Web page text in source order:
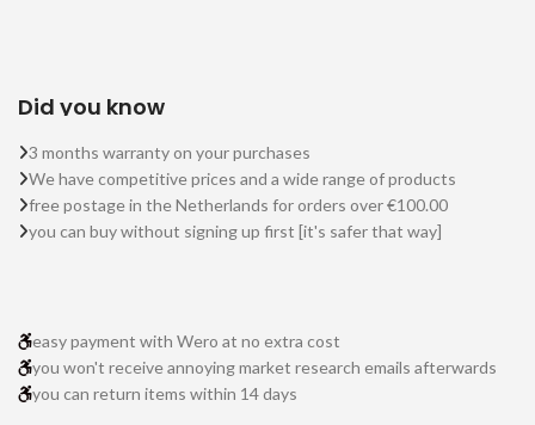
Did you know
3 months warranty on your purchases
We have competitive prices and a wide range of products
free postage in the Netherlands for orders over €100.00
you can buy without signing up first [it's safer that way]
easy payment with Wero at no extra cost
you won't receive annoying market research emails afterwards
you can return items within 14 days